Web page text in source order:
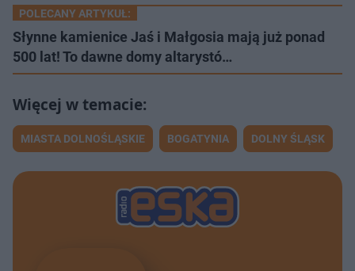
POLECANY ARTYKUŁ:
Słynne kamienice Jaś i Małgosia mają już ponad
500 lat! To dawne domy altarystó…
MIASTA DOLNOŚLĄSKIE BOGATYNIA DOLNY ŚLĄSK